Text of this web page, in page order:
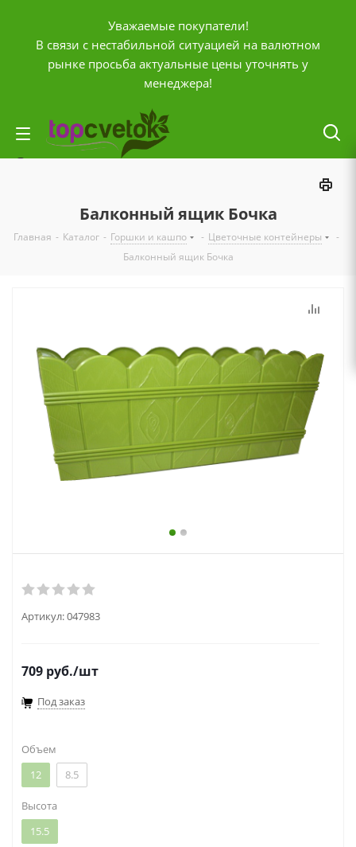
Уважаемые покупатели!
В связи с нестабильной ситуацией на валютном
рынке просьба актуальные цены уточнять у
менеджера!
Отложенные
Сравнение товаров
выходной
zakaz@topcvetok.ru
Балконный ящик Бочка
Главная - Каталог - Горшки и кашпо - Цветочные контейнеры
-
Балконный ящик Бочка
Артикул:047983
709 руб./шт
Под заказ
Объем
12
8.5
Высота
15.5